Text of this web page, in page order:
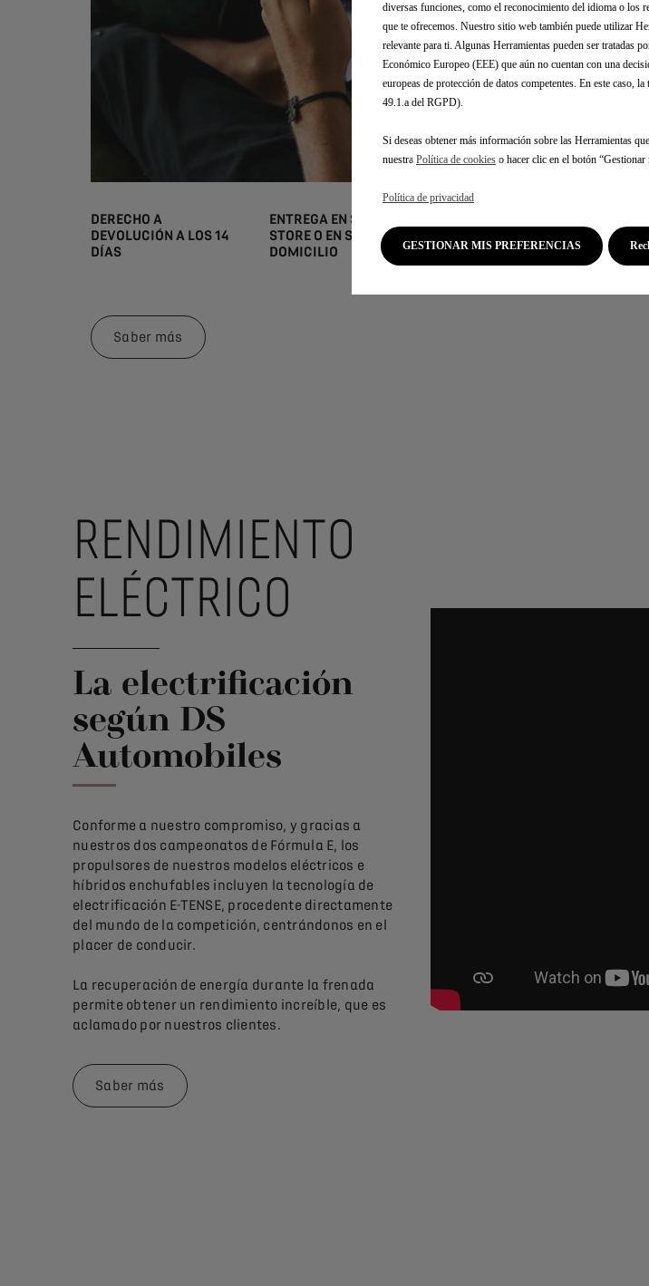
DERECHO A
DEVOLUCIÓN A LOS 14
DÍAS
ENTREGA EN SU DS
STORE O EN SU
DOMICILIO
VEHÍCULO ACTUAL
A
Saber más
RENDIMIENTO
ELÉCTRICO
La electrificación
según DS
Automobiles
Conforme a nuestro compromiso, y gracias a
nuestros dos campeonatos de Fórmula E, los
propulsores de nuestros modelos eléctricos e
híbridos enchufables incluyen la tecnología de
electrificación E-TENSE, procedente directamente
del mundo de la competición, centrándonos en el
placer de conducir.
La recuperación de energía durante la frenada
permite obtener un rendimiento increíble, que es
aclamado por nuestros clientes.
Saber más
diversas funciones, como el reconocimiento del idioma o los
que te ofrecemos. Nuestro sitio web también puede utilizar
relevante para ti. Algunas Herramientas pueden ser tratadas
Económico Europeo (EEE) que aún no cuentan con una
europeas de protección de datos competentes. En este caso,
49.1.a del RGPD).
Si deseas obtener más información sobre las Herramientas
nuestra Política de cookies o hacer clic en el botón “Gestionar
Política de privacidad
GESTIONAR MIS PREFERENCIAS